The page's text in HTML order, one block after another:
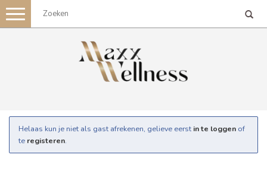
Toggle
navigation
Helaas kun je niet als gast afrekenen, gelieve eerst in te loggen of
te registeren.